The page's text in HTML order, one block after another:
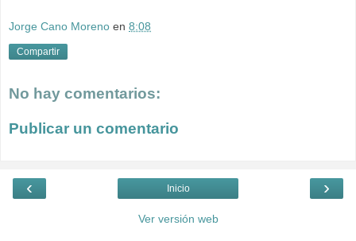
Jorge Cano Moreno en 8:08
Compartir
No hay comentarios:
Publicar un comentario
‹ ›
Inicio
Ver versión web